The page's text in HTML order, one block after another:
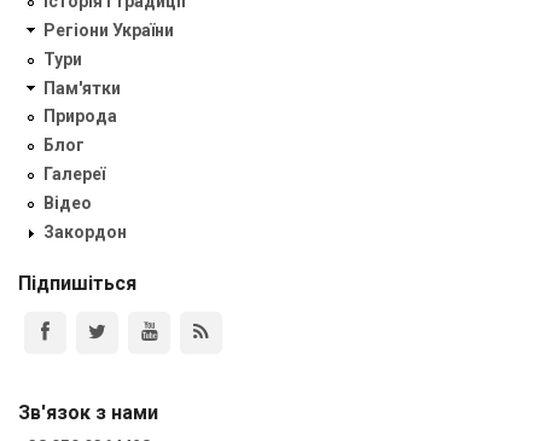
Регіони України
Тури
Пам'ятки
Природа
Блог
Галереї
Відео
Закордон
Підпишіться
Зв'язок з нами